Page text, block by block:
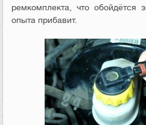
ремкомплекта, что обойдётся
опыта прибавит.